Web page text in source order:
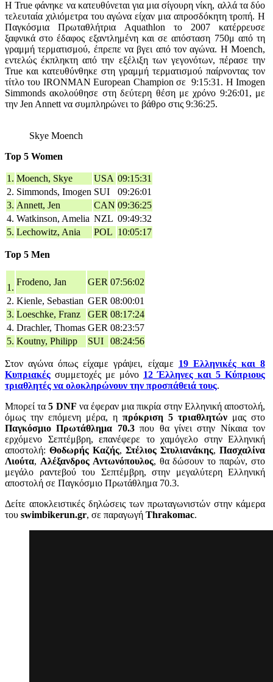
Η True φάνηκε να κατευθύνεται για μια σίγουρη νίκη, αλλά τα δύο
τελευταία χιλιόμετρα του αγώνα είχαν μια απροσδόκητη τροπή. Η
Παγκόσμια Πρωταθλήτρια Aquathlon το 2007 κατέρρευσε
ξαφνικά στο έδαφος εξαντλημένη και σε απόσταση 750μ από τη
γραμμή τερματισμού, έπρεπε να βγει από τον αγώνα. Η Moench,
εντελώς έκπληκτη από την εξέλιξη των γεγονότων, πέρασε την
True και κατευθύνθηκε στη γραμμή τερματισμού παίρνοντας τον
τίτλο του IRONMAN European Champion σε 9:15:31. H Imogen
Simmonds ακολούθησε στη δεύτερη θέση με χρόνο 9:26:01, με
την Jen Annett να συμπληρώνει το βάθρο στις 9:36:25.
Skye Moench
Top 5 Women
1. Moench, Skye USA 09:15:31
2. Simmonds, Imogen SUI
09:26:01
3. Annett, Jen CAN 09:36:25
4. Watkinson, Amelia NZL 09:49:32
5. Lechowitz, Ania POL 10:05:17
Top 5 Men
1.
Frodeno, Jan GER 07:56:02
2. Kienle, Sebastian GER 08:00:01
3. Loeschke, Franz GER 08:17:24
4. Drachler, Thomas GER 08:23:57
5. Koutny, Philipp SUI 08:24:56
Στον αγώνα όπως είχαμε γράψει, είχαμε 19 Ελληνικές και 8
Κυπριακές συμμετοχές με μόνο 12 Έλληνες και 5 Κύπριους
τριαθλητές να ολοκληρώνουν την προσπάθειά τους.
Μπορεί τα5 DNF να έφεραν μια πικρία στην Ελληνική αποστολή,
όμως την επόμενη μέρα, η πρόκριση 5 τριαθλητών μας στο
Παγκόσμιο Πρωτάθλημα 70.3που θα γίνει στην Νίκαια τον
ερχόμενο Σεπτέμβρη, επανέφερε το χαμόγελο στην Ελληνική
αποστολή: Θοδωρής Καζής, Στέλιος Στυλιανάκης, Πασχαλίνα
Λιούτα, Αλέξανδρος Αντωνόπουλος, θα δώσουν το παρών, στο
μεγάλο ραντεβού του Σεπτέμβρη, στην μεγαλύτερη Ελληνική
αποστολή σε Παγκόσμιο Πρωτάθλημα 70.3.
Δείτε αποκλειστικές δηλώσεις των πρωταγωνιστών στην κάμερα
του swimbikerun.gr, σε παραγωγή Thrakomac.